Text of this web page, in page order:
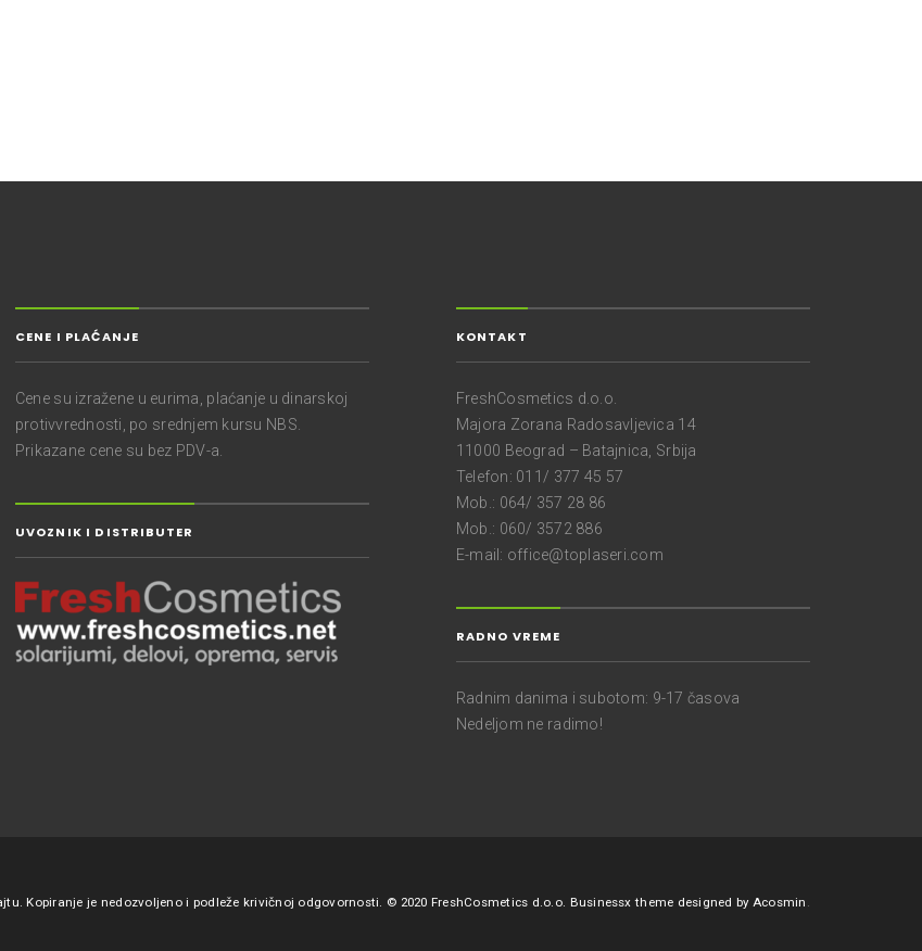
CENE I PLAĆANJE
Cene su izražene u eurima, plaćanje u dinarskoj
protivvrednosti, po srednjem kursu NBS.
Prikazane cene su bez PDV-a.
UVOZNIK I DISTRIBUTER
KONTAKT
FreshCosmetics d.o.o.
Majora Zorana Radosavljevica 14
11000 Beograd – Batajnica, Srbija
Telefon: 011/ 377 45 57
Mob.: 064/ 357 28 86
Mob.: 060/ 3572 886
E-mail: office@toplaseri.com
RADNO VREME
Radnim danima i subotom: 9-17 časova
Nedeljom ne radimo!
Kopiranje je nedozvoljeno i podleže krivičnoj odgovornosti. © 2020 FreshCosmetics d.o.o. Businessx theme designed by Acosmin